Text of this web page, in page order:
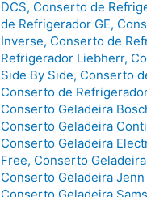
DCS, Conserto de
de Refrigerador GE,
Inverse, Conserto de
Refrigerador Liebherr,
Side By Side, Conserto
Conserto de
Conserto Geladeira
Conserto Geladeira
Conserto Geladeira
Free, Conserto
Conserto Geladeira Jenn